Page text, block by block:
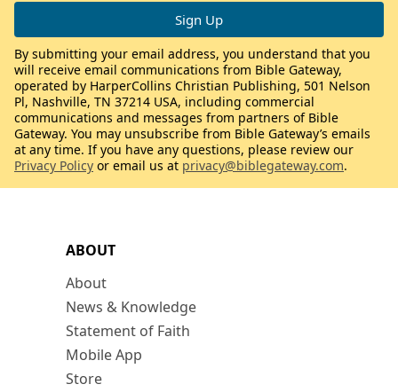
ABOUT
About
News & Knowledge
Statement of Faith
Mobile App
Store
By submitting your email address, you understand that you
will receive email communications from Bible Gateway,
operated by HarperCollins Christian Publishing, 501 Nelson
Pl, Nashville, TN 37214 USA, including commercial
communications and messages from partners of Bible
Gateway. You may unsubscribe from Bible Gateway’s emails
at any time. If you have any questions, please review our
Privacy Policy or email us at privacy@biblegateway.com.